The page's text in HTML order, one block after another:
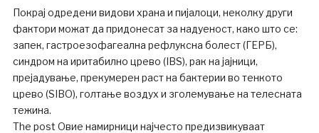
Покрај одредени видови храна и пијалоци, неколку други
фактори можат да придонесат за надуеност, како што се:
запек, гастроезофагеална рефлуксна болест (ГЕРБ),
синдром на иритабилно црево (IBS), рак на јајници,
прејадување, прекумерен раст на бактерии во тенкото
црево (SIBO), голтање воздух и зголемување на телесната
тежина.
The post Овие намирници најчесто предизвикуваат